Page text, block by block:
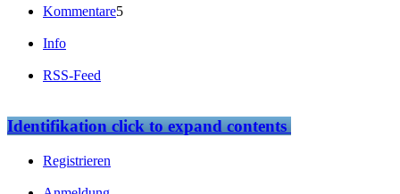
Kommentare5
Info
RSS-Feed
Identifikationclick to expand contents
Registrieren